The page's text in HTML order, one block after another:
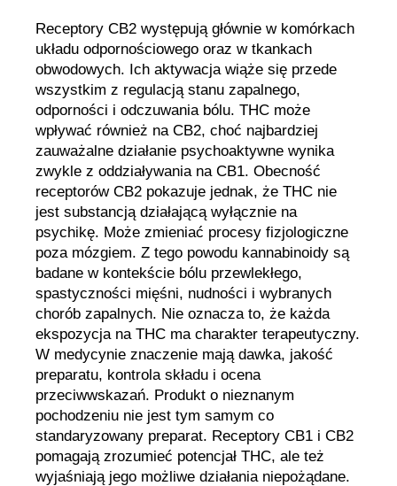
Receptory CB2 występują głównie w komórkach
układu odpornościowego oraz w tkankach
obwodowych. Ich aktywacja wiąże się przede
wszystkim z regulacją stanu zapalnego,
odporności i odczuwania bólu. THC może
wpływać również na CB2, choć najbardziej
zauważalne działanie psychoaktywne wynika
zwykle z oddziaływania na CB1. Obecność
receptorów CB2 pokazuje jednak, że THC nie
jest substancją działającą wyłącznie na
psychikę. Może zmieniać procesy fizjologiczne
poza mózgiem. Z tego powodu kannabinoidy są
badane w kontekście bólu przewlekłego,
spastyczności mięśni, nudności i wybranych
chorób zapalnych. Nie oznacza to, że każda
ekspozycja na THC ma charakter terapeutyczny.
W medycynie znaczenie mają dawka, jakość
preparatu, kontrola składu i ocena
przeciwwskazań. Produkt o nieznanym
pochodzeniu nie jest tym samym co
standaryzowany preparat. Receptory CB1 i CB2
pomagają zrozumieć potencjał THC, ale też
wyjaśniają jego możliwe działania niepożądane.